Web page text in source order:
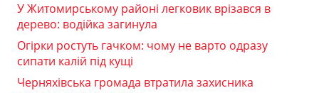
У Житомирському районі легковик врізався в
дерево: водійка загинула
Огірки ростуть гачком: чому не варто одразу
сипати калій під кущі
Черняхівська громада втратила захисника